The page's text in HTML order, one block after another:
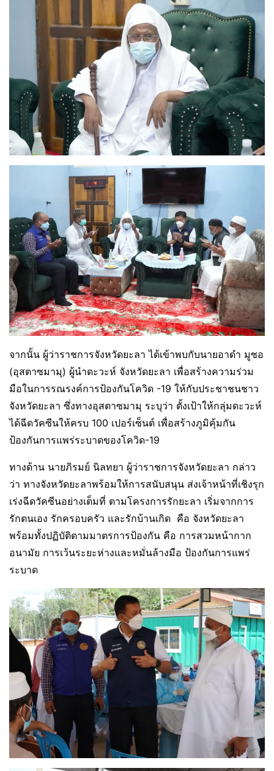
จากนั้น ผู้ว่าราชการจังหวัดยะลา ได้เข้าพบกับนายอาดำ มูซอ
(อุสตาซมามุ) ผู้นำดะวะห์ จังหวัดยะลา เพื่อสร้างความร่วม
มือในการรณรงค์การป้องกันโควิด -19 ให้กับประชาชนชาว
จังหวัดยะลา ซึ่งทางอุสตาซมามุ ระบุว่า ตั้งเป้าให้กลุ่มดะวะห์
ได้ฉีดวัคซีนให้ครบ 100 เปอร์เซ็นต์ เพื่อสร้างภูมิคุ้มกัน
ป้องกันการแพร่ระบาดของโควิด-19
ทางด้าน นายภิรมย์ นิลทยา ผู้ว่าราชการจังหวัดยะลา กล่าว
ว่า ทางจังหวัดยะลาพร้อมให้การสนับสนุน ส่งเจ้าหน้าที่เชิงรุก
เร่งฉีดวัคซีนอย่างเต็มที่ ตามโครงการรักยะลา เริ่มจากการ
รักตนเอง รักครอบครัว และรักบ้านเกิด คือ จังหวัดยะลา
พร้อมทั้งปฏิบัติตามมาตรการป้องกัน คือ การสวมหน้ากาก
อนามัย การเว้นระยะห่างและหมั่นล้างมือ ป้องกันการแพร่
ระบาด